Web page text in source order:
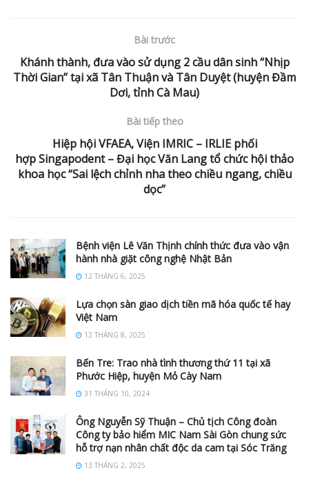
Bài trước
Khánh thành, đưa vào sử dụng 2 cầu dân sinh “Nhịp
Thời Gian” tại xã Tân Thuận và Tân Duyệt (huyện Đầm
Dơi, tỉnh Cà Mau)
Bài tiếp theo
Hiệp hội VFAEA, Viện IMRIC – IRLIE phối
hợp Singapodent – Đại học Văn Lang tổ chức hội thảo
khoa học “Sai lệch chỉnh nha theo chiều ngang, chiều
dọc”
Bệnh viện Lê Văn Thịnh chính thức đưa vào vận
hành nhà giặt công nghệ Nhật Bản
12 THÁNG 6, 2025
Lựa chọn sàn giao dịch tiền mã hóa quốc tế hay
Việt Nam
12 THÁNG 8, 2025
Bến Tre: Trao nhà tình thương thứ 11 tại xã
Phước Hiệp, huyện Mỏ Cày Nam
31 THÁNG 10, 2024
Ông Nguyễn Sỹ Thuận – Chủ tịch Công đoàn
Công ty bảo hiểm MIC Nam Sài Gòn chung sức
hỗ trợ nạn nhân chất độc da cam tại Sóc Trăng
13 THÁNG 2, 2025